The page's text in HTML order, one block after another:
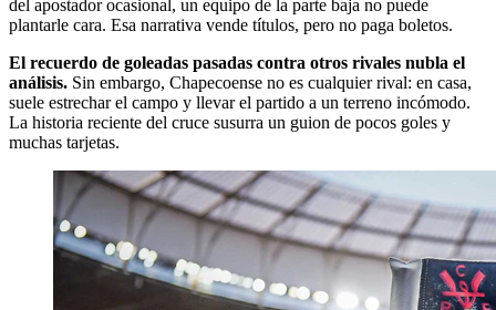
del apostador ocasional, un equipo de la parte baja no puede
plantarle cara. Esa narrativa vende títulos, pero no paga boletos.
El recuerdo de goleadas pasadas contra otros rivales nubla el
análisis. Sin embargo, Chapecoense no es cualquier rival: en casa,
suele estrechar el campo y llevar el partido a un terreno incómodo.
La historia reciente del cruce susurra un guion de pocos goles y
muchas tarjetas.